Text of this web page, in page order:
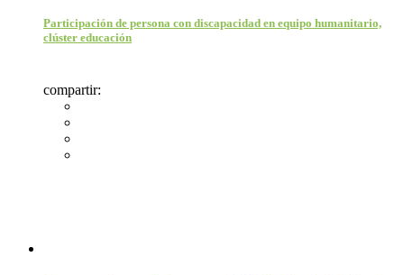
Participación de persona con discapacidad en equipo humanitario,
clúster educación
compartir: